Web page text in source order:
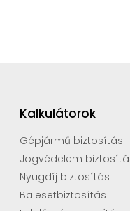
Kalkulátorok
Gépjármű biztosítás
Jogvédelem
Nyugdíj biztosítás
Balesetbiztosítás